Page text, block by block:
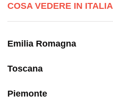
COSA VEDERE IN ITALIA
Emilia Romagna
Toscana
Piemonte